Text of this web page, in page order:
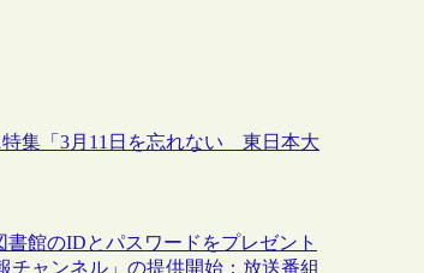
特集「3月11日を忘れない 東日本大
館のIDとパスワードをプレゼント
ャンネル」の提供開始：放送番組